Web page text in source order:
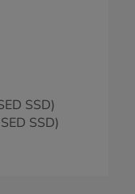
SSD)
SSD)